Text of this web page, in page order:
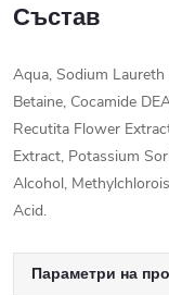
Състав
Aqua, Sodium
Betaine, Cocamide
Recutita Flower
Extract, Potassium
Alcohol,
Acid.
Параметри на